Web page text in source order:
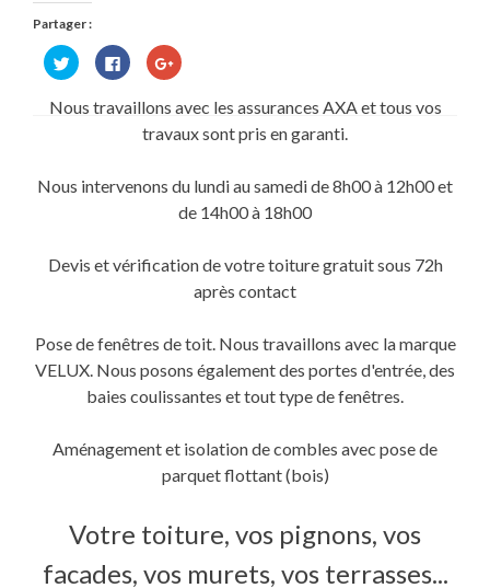
Partager :
Cliquez
pour
partager
Twitter(ouvre
Cliquez
pour
partager
sur
Facebook(ouvre
dans
une
Cliquez
pour
Google+
dans
fenêtre)
Nous travaillons avec les assurances AXA et tous vos
travaux sont pris en garanti.
Nous intervenons du lundi au samedi de 8h00 à 12h00 et
de 14h00 à 18h00
Devis et vérification de votre toiture gratuit sous 72h
après contact
Pose de fenêtres de toit. Nous travaillons avec la marque
VELUX. Nous posons également des portes d'entrée, des
baies coulissantes et tout type de fenêtres.
Aménagement et isolation de combles avec pose de
parquet flottant (bois)
Votre toiture, vos pignons, vos
facades, vos murets, vos terrasses...